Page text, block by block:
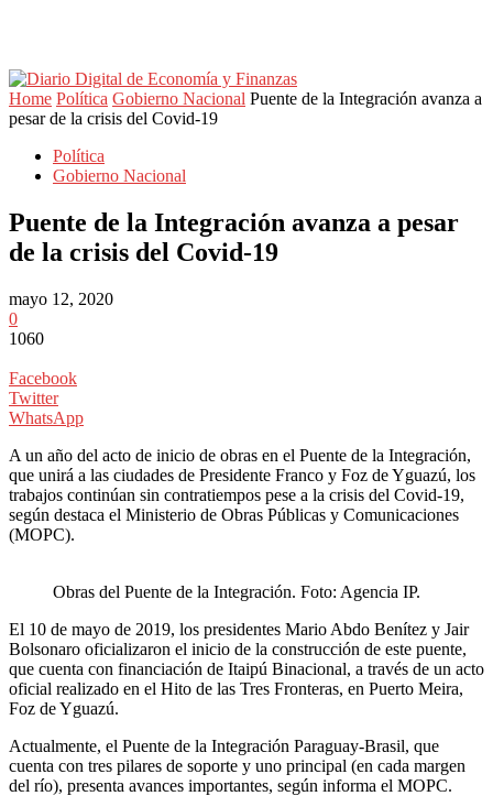
Home Política Gobierno Nacional Puente de la Integración avanza a
pesar de la crisis del Covid-19
Política
Gobierno Nacional
Puente de la Integración avanza a pesar
de la crisis del Covid-19
mayo 12, 2020
0
1060
Facebook
Twitter
WhatsApp
A un año del acto de inicio de obras en el Puente de la Integración,
que unirá a las ciudades de Presidente Franco y Foz de Yguazú, los
trabajos continúan sin contratiempos pese a la crisis del Covid-19,
según destaca el Ministerio de Obras Públicas y Comunicaciones
(MOPC).
Obras del Puente de la Integración. Foto: Agencia IP.
El 10 de mayo de 2019, los presidentes Mario Abdo Benítez y Jair
Bolsonaro oficializaron el inicio de la construcción de este puente,
que cuenta con financiación de Itaipú Binacional, a través de un acto
oficial realizado en el Hito de las Tres Fronteras, en Puerto Meira,
Foz de Yguazú.
Actualmente, el Puente de la Integración Paraguay-Brasil, que
cuenta con tres pilares de soporte y uno principal (en cada margen
del río), presenta avances importantes, según informa el MOPC.